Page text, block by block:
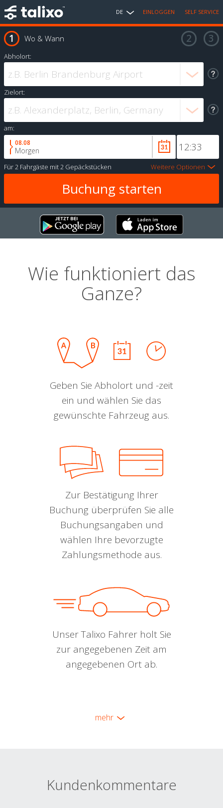
DE EINLOGGEN SELF SERVICE
Wo & Wann
Abholort:
Zielort:
am:
08.08
Morgen
Für2 Fahrgäste mit2 Gepäckstücken Weitere Optionen
Wie funktioniert das
Ganze?
Geben Sie Abholort und -zeit
ein und wählen Sie das
gewünschte Fahrzeug aus.
Zur Bestätigung Ihrer
Buchung überprüfen Sie alle
Buchungsangaben und
wählen Ihre bevorzugte
Zahlungsmethode aus.
Unser Talixo Fahrer holt Sie
zur angegebenen Zeit am
angegebenen Ort ab.
mehr
Kundenkommentare